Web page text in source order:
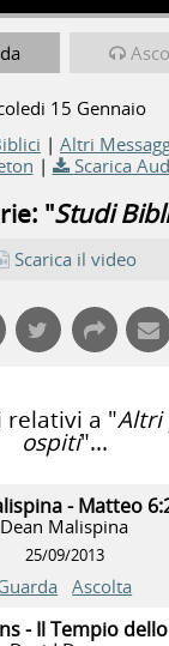
15 Gennaio
| Altri
| Scarica
"Studi
Scarica il video
relativi a "Altri
ospiti"...
- Matteo
Dean Malispina
25/09/2013
Ascolta
- Il Tempio